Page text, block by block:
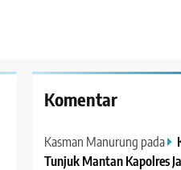
Komentar
Kasman Manurung pada
Tunjuk Mantan Kapolres